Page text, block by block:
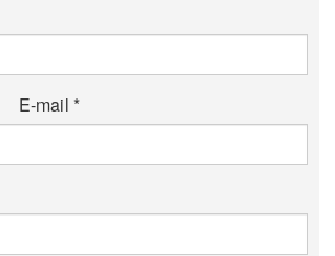
E-mail *